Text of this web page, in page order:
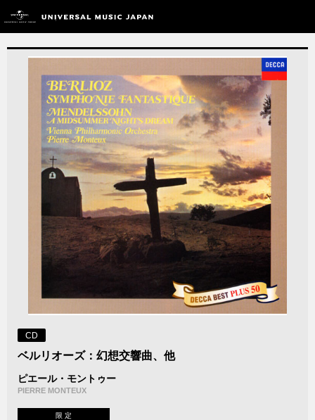
CD
ベルリオーズ：幻想交響曲、他
ピエール・モントゥー
PIERRE MONTEUX
限 定